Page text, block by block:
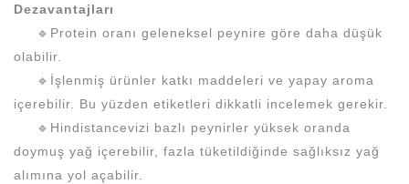
Dezavantajları
🔹Protein oranı geleneksel peynire göre daha düşük
olabilir.
🔹İşlenmiş ürünler katkı maddeleri ve yapay aroma
içerebilir. Bu yüzden etiketleri dikkatli incelemek gerekir.
🔹Hindistancevizi bazlı peynirler yüksek oranda
doymuş yağ içerebilir, fazla tüketildiğinde sağlıksız yağ
alımına yol açabilir.